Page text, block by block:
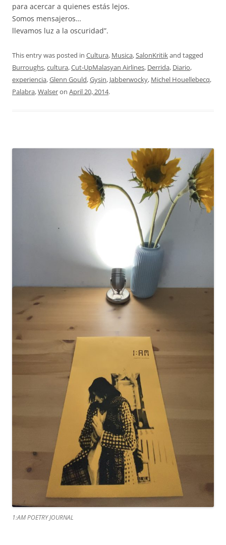
para acercar a quienes estás lejos.
Somos mensajeros…
llevamos luz a la oscuridad”.
This entry was posted in Cultura, Musica,SalonKritikand tagged
Burroughs,cultura,Cut-UpMalasyan Airlines, Derrida, Diario,
experiencia,Glenn Gould,Gysin, Jabberwocky, Michel Houellebecq,
Palabra,Walseron April 20, 2014.
1:AM POETRY JOURNAL